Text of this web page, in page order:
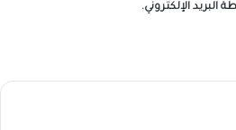
البريد الإلكتروني.